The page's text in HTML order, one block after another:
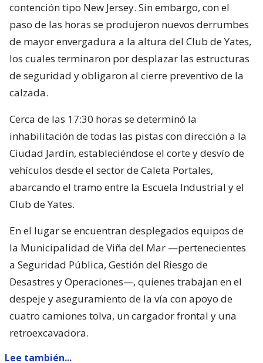
contención tipo New Jersey. Sin embargo, con el
paso de las horas se produjeron nuevos derrumbes
de mayor envergadura a la altura del Club de Yates,
los cuales terminaron por desplazar las estructuras
de seguridad y obligaron al cierre preventivo de la
calzada.
Cerca de las 17:30 horas se determinó la
inhabilitación de todas las pistas con dirección a la
Ciudad Jardín, estableciéndose el corte y desvío de
vehículos desde el sector de Caleta Portales,
abarcando el tramo entre la Escuela Industrial y el
Club de Yates.
En el lugar se encuentran desplegados equipos de
la Municipalidad de Viña del Mar —pertenecientes
a Seguridad Pública, Gestión del Riesgo de
Desastres y Operaciones—, quienes trabajan en el
despeje y aseguramiento de la vía con apoyo de
cuatro camiones tolva, un cargador frontal y una
retroexcavadora.
Lee también...